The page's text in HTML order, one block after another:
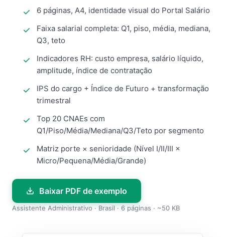
6 páginas, A4, identidade visual do Portal Salário
Faixa salarial completa: Q1, piso, média, mediana,
Q3, teto
Indicadores RH: custo empresa, salário líquido,
amplitude, índice de contratação
IPS do cargo + Índice de Futuro + transformação
trimestral
Top 20 CNAEs com
Q1/Piso/Média/Mediana/Q3/Teto por segmento
Matriz porte × senioridade (Nível I/II/III ×
Micro/Pequena/Média/Grande)
Baixar PDF de exemplo
Assistente Administrativo · Brasil · 6 páginas · ~50 KB